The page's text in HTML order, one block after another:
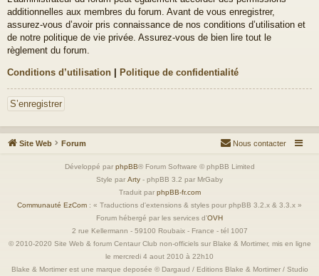
additionnelles aux membres du forum. Avant de vous enregistrer,
assurez-vous d’avoir pris connaissance de nos conditions d’utilisation et
de notre politique de vie privée. Assurez-vous de bien lire tout le
règlement du forum.
Conditions d’utilisation | Politique de confidentialité
S’enregistrer
Site Web Forum Nous contacter
Développé par phpBB® Forum Software © phpBB Limited
Style par Arty - phpBB 3.2 par MrGaby
Traduit par phpBB-fr.com
Communauté EzCom : « Traductions d'extensions & styles pour phpBB 3.2.x & 3.3.x »
Forum hébergé par les services d’OVH
2 rue Kellermann - 59100 Roubaix - France - tél 1007
© 2010-2020 Site Web & forum Centaur Club non-officiels sur Blake & Mortimer, mis en ligne
le mercredi 4 aout 2010 à 22h10
Blake & Mortimer est une marque deposée © Dargaud / Editions Blake & Mortimer / Studio